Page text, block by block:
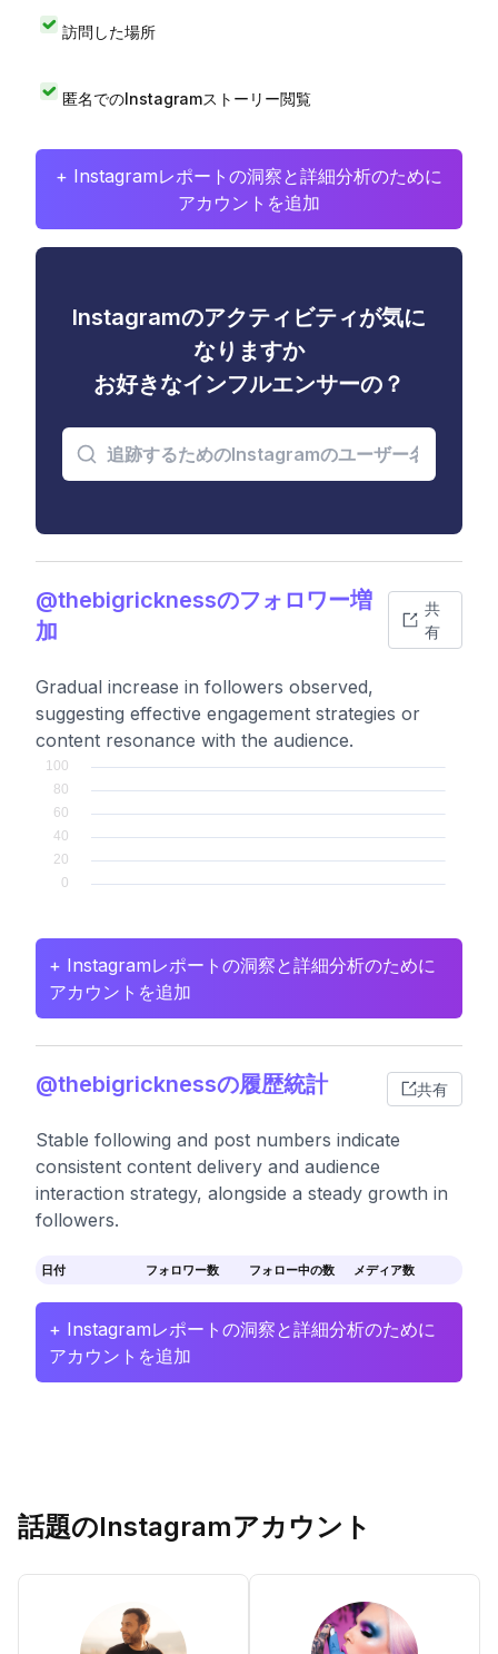
訪問した場所
匿名でのInstagramストーリー閲覧
+ Instagramレポートの洞察と詳細分析のために
アカウントを追加
Instagramのアクティビティが気に
なりますか
お好きなインフルエンサーの？
@thebigricknessのフォロワー増
加
共
有
Gradual increase in followers observed,
suggesting effective engagement strategies or
content resonance with the audience.
+ Instagramレポートの洞察と詳細分析のために
アカウントを追加
@thebigricknessの履歴統計 共有
Stable following and post numbers indicate
consistent content delivery and audience
interaction strategy, alongside a steady growth in
followers.
日付 フォロワー数 フォロー中の数 メディア数
+ Instagramレポートの洞察と詳細分析のために
アカウントを追加
話題のInstagramアカウント